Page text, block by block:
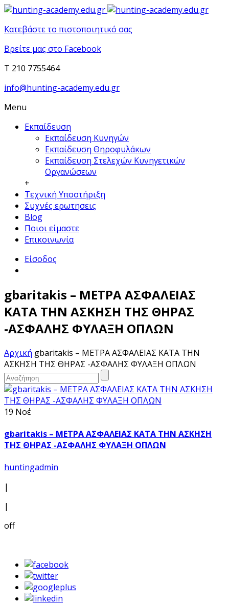
Κατεβάστε το πιστοποιητικό σας
Βρείτε μας στο Facebook
T 210 7755464
info@hunting-academy.edu.gr
Menu
Εκπαίδευση
Εκπαίδευση Κυνηγών
Εκπαίδευση Θηροφυλάκων
Εκπαίδευση Στελεχών Κυνηγετικών
Οργανώσεων
+
Τεχνική Υποστήριξη
Συχνές ερωτησεις
Blog
Ποιοι είμαστε
Επικοινωνία
Είσοδος
gbaritakis – ΜΕΤΡΑ ΑΣΦΑΛΕΙΑΣ
ΚΑΤΑ ΤΗΝ ΑΣΚΗΣΗ ΤΗΣ ΘΗΡΑΣ
-ΑΣΦΑΛΗΣ ΦΥΛΑΞΗ ΟΠΛΩΝ
Αρχική gbaritakis – ΜΕΤΡΑ ΑΣΦΑΛΕΙΑΣ ΚΑΤΑ ΤΗΝ
ΑΣΚΗΣΗ ΤΗΣ ΘΗΡΑΣ -ΑΣΦΑΛΗΣ ΦΥΛΑΞΗ ΟΠΛΩΝ
19 Νοέ
gbaritakis – ΜΕΤΡΑ ΑΣΦΑΛΕΙΑΣ ΚΑΤΑ ΤΗΝ ΑΣΚΗΣΗ
ΤΗΣ ΘΗΡΑΣ -ΑΣΦΑΛΗΣ ΦΥΛΑΞΗ ΟΠΛΩΝ
huntingadmin
|
|
off